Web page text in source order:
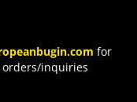
for
inquiries